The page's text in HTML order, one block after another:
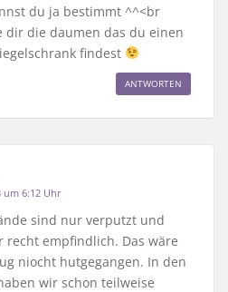
du ja bestimmt ^^<br
dir die daumen das du einen
findest
ANTWORTEN
um 6:12 Uhr
sind nur verputzt und
recht empfindlich. Das wäre
niocht hutgegangen. In den
wir schon teilweise